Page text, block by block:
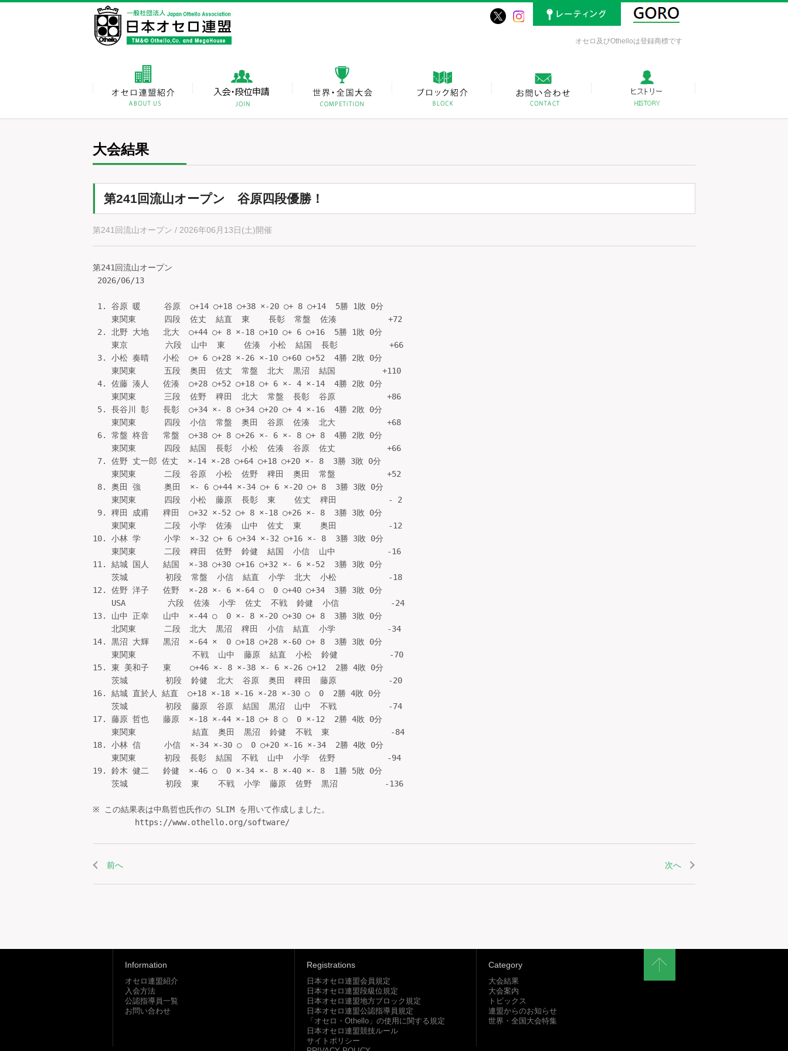
オセロ及びOthelloは登録商標です
大会結果
第241回流山オープン 谷原四段優勝！
第241回流山オープン / 2026年06月13日(土)開催
第241回流山オープン
2026/06/13
1. 谷原 暖     谷原  ○+14 ○+18 ○+38 ×-20 ○+ 8 ○+14  5勝 1敗 0分
    東関東      四段  佐丈  結直  東    長彰  常盤  佐湊           +72
2. 北野 大地   北大  ○+44 ○+ 8 ×-18 ○+10 ○+ 6 ○+16  5勝 1敗 0分
    東京        六段  山中  東    佐湊  小松  結国  長彰           +66
3. 小松 奏晴   小松  ○+ 6 ○+28 ×-26 ×-10 ○+60 ○+52  4勝 2敗 0分
    東関東      五段  奥田  佐丈  常盤  北大  黒沼  結国          +110
4. 佐藤 湊人   佐湊  ○+28 ○+52 ○+18 ○+ 6 ×- 4 ×-14  4勝 2敗 0分
    東関東      三段  佐野  稗田  北大  常盤  長彰  谷原           +86
5. 長谷川 彰   長彰  ○+34 ×- 8 ○+34 ○+20 ○+ 4 ×-16  4勝 2敗 0分
    東関東      四段  小信  常盤  奥田  谷原  佐湊  北大           +68
6. 常盤 柊音   常盤  ○+38 ○+ 8 ○+26 ×- 6 ×- 8 ○+ 8  4勝 2敗 0分
    東関東      四段  結国  長彰  小松  佐湊  谷原  佐丈           +66
7. 佐野 丈一郎 佐丈  ×-14 ×-28 ○+64 ○+18 ○+20 ×- 8  3勝 3敗 0分
    東関東      二段  谷原  小松  佐野  稗田  奥田  常盤           +52
8. 奥田 強     奥田  ×- 6 ○+44 ×-34 ○+ 6 ×-20 ○+ 8  3勝 3敗 0分
    東関東      四段  小松  藤原  長彰  東    佐丈  稗田           - 2
9. 稗田 成甫   稗田  ○+32 ×-52 ○+ 8 ×-18 ○+26 ×- 8  3勝 3敗 0分
    東関東      二段  小学  佐湊  山中  佐丈  東    奥田           -12
10. 小林 学     小学  ×-32 ○+ 6 ○+34 ×-32 ○+16 ×- 8  3勝 3敗 0分
    東関東      二段  稗田  佐野  鈴健  結国  小信  山中           -16
11. 結城 国人   結国  ×-38 ○+30 ○+16 ○+32 ×- 6 ×-52  3勝 3敗 0分
    茨城        初段  常盤  小信  結直  小学  北大  小松           -18
12. 佐野 洋子   佐野  ×-28 ×- 6 ×-64 ○  0 ○+40 ○+34  3勝 3敗 0分
    USA         六段  佐湊  小学  佐丈  不戦  鈴健  小信           -24
13. 山中 正幸   山中  ×-44 ○  0 ×- 8 ×-20 ○+30 ○+ 8  3勝 3敗 0分
    北関東      二段  北大  黒沼  稗田  小信  結直  小学           -34
14. 黒沼 大輝   黒沼  ×-64 ×  0 ○+18 ○+28 ×-60 ○+ 8  3勝 3敗 0分
    東関東            不戦  山中  藤原  結直  小松  鈴健           -70
15. 東 美和子   東    ○+46 ×- 8 ×-38 ×- 6 ×-26 ○+12  2勝 4敗 0分
    茨城        初段  鈴健  北大  谷原  奥田  稗田  藤原           -20
16. 結城 直於人 結直  ○+18 ×-18 ×-16 ×-28 ×-30 ○  0  2勝 4敗 0分
    茨城        初段  藤原  谷原  結国  黒沼  山中  不戦           -74
17. 藤原 哲也   藤原  ×-18 ×-44 ×-18 ○+ 8 ○  0 ×-12  2勝 4敗 0分
    東関東            結直  奥田  黒沼  鈴健  不戦  東             -84
18. 小林 信     小信  ×-34 ×-30 ○  0 ○+20 ×-16 ×-34  2勝 4敗 0分
    東関東      初段  長彰  結国  不戦  山中  小学  佐野           -94
19. 鈴木 健二   鈴健  ×-46 ○  0 ×-34 ×- 8 ×-40 ×- 8  1勝 5敗 0分
    茨城        初段  東    不戦  小学  藤原  佐野  黒沼          -136
※ この結果表は中島哲也氏作の SLIM を用いて作成しました。
         https://www.othello.org/software/
前へ 次へ
Information
オセロ連盟紹介
入会方法
公認指導員一覧
お問い合わせ
Registrations
日本オセロ連盟会員規定
日本オセロ連盟段級位規定
日本オセロ連盟地方ブロック規定
日本オセロ連盟公認指導員規定
「オセロ・Othello」の使用に関する規定
日本オセロ連盟競技ルール
サイトポリシー
Category
大会結果
大会案内
トピックス
連盟からのお知らせ
世界・全国大会特集